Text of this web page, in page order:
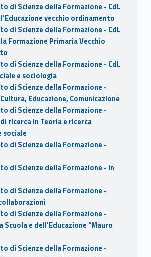
di Scienze della Formazione - CdL
vecchio ordinamento
di Scienze della Formazione - CdL
Formazione Primaria Vecchio
di Scienze della Formazione - CdL
e sociologia
di Scienze della Formazione -
Educazione, Comunicazione
di Scienze della Formazione -
ricerca in Teoria e ricerca
sociale
di Scienze della Formazione -
di Scienze della Formazione - In
di Scienze della Formazione -
di Scienze della Formazione -
Scuola e dell’Educazione “Mauro
di Scienze della Formazione -